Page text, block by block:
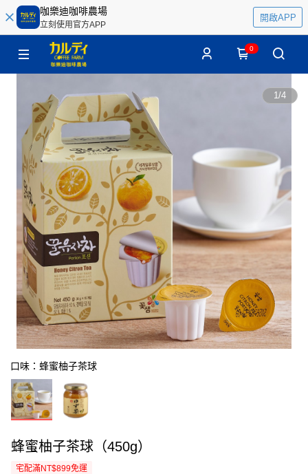
咖樂迪咖啡農場
立刻使用官方APP
開啟APP
0
1/4
口味：蜂蜜柚子茶球
蜂蜜柚子茶球（450g）
宅配滿NT$899免運